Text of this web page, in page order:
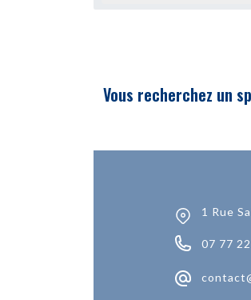
Vous recherchez un
1 Rue
07 77